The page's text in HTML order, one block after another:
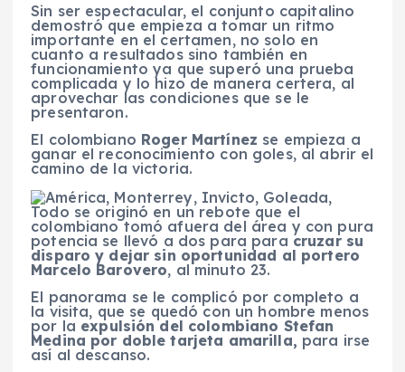
Sin ser espectacular, el conjunto capitalino
demostró que empieza a tomar un ritmo
importante en el certamen, no solo en
cuanto a resultados sino también en
funcionamiento ya que superó una prueba
complicada y lo hizo de manera certera, al
aprovechar las condiciones que se le
presentaron.
El colombiano Roger Martínez se empieza a
ganar el reconocimiento con goles, al abrir el
camino de la victoria.
Todo se originó en un rebote que el
colombiano tomó afuera del área y con pura
potencia se llevó a dos para para cruzar su
disparo y dejar sin oportunidad al portero
Marcelo Barovero, al minuto 23.
El panorama se le complicó por completo a
la visita, que se quedó con un hombre menos
por la expulsión del colombiano Stefan
Medina por doble tarjeta amarilla, para irse
así al descanso.